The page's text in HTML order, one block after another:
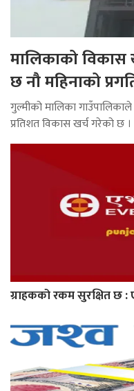
मालिकाको विकास
छ नौ महिनाको
गुल्मीको मालिका
प्रतिशत विकास खर्च गरेको छ ।
ग्राहकको रकम सुरक्षित छ :